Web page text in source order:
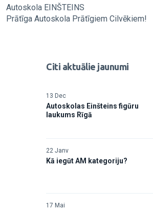
Autoskola EINŠTEINS
Prātīga Autoskola Prātīgiem Cilvēkiem!
Citi aktuālie jaunumi
13 Dec
Autoskolas Einšteins figūru
laukums Rīgā
22 Janv
Kā iegūt AM kategoriju?
17 Mai